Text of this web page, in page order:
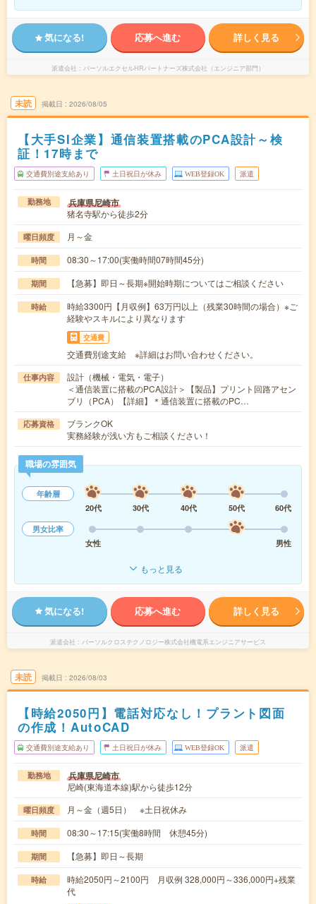
気になる! 応募へ進む 詳しく見る
派遣会社 パーソルエクセルHRパートナーズ株式会社（エンジニア部門）
未読 掲載日 2026/08/05
【大手SI企業】通信装置搭載のPCA設計～検
証！17時まで
交通費別途支給あり 土日祝日が休み WEB登録OK 派遣
勤務地 兵庫県尼崎市
猪名寺駅から徒歩2分
曜日頻度 月～金
時間 08:30～17:00(実働時間07時間45分)
期間 【急募】即日～長期※開始時期についてはご相談ください
時給
時給3300円【月収例】63万円以上（残業30時間の場合）※ご
経験やスキルにより異なります
交通費
交通費別途支給 ※詳細はお問い合わせください。
仕事内容
設計（機械・電気・電子）
＜通信装置に搭載のPCA設計＞【製品】プリント回路アセン
ブリ（PCA）【詳細】＊通信装置に搭載のPC…
応募資格
ブランクOK
実務経験が浅い方もご相談ください！
職場の雰囲気
年齢層
20代
30代 40代 50代
60代
男女比率
女性
男性
もっと見る
気になる! 応募へ進む 詳しく見る
派遣会社 パーソルクロステクノロジー株式会社機電系エンジニアサービス
未読 掲載日 2026/08/03
【時給2050円】電話対応なし！プラント図面
の作成！AutoCAD
交通費別途支給あり 土日祝日が休み WEB登録OK 派遣
勤務地 兵庫県尼崎市
尼崎(東海道本線)駅から徒歩12分
曜日頻度 月～金（週5日） ※土日祝休み
時間 08:30～17:15(実働8時間 休憩45分)
期間 【急募】即日～長期
時給
時給2050円～2100円 月収例 328,000円～336,000円+残業
代